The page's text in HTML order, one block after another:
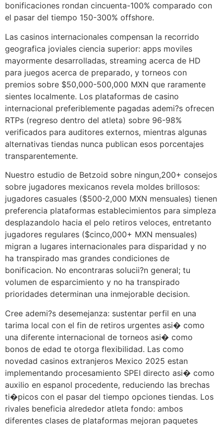
bonificaciones rondan cincuenta-100% comparado con
el pasar del tiempo 150-300% offshore.
Las casinos internacionales compensan la recorrido
geografica joviales ciencia superior: apps moviles
mayormente desarrolladas, streaming acerca de HD
para juegos acerca de preparado, y torneos con
premios sobre $50,000-500,000 MXN que raramente
sientes localmente. Los plataformas de casino
internacional preferiblemente pagadas ademi?s ofrecen
RTPs (regreso dentro del atleta) sobre 96-98%
verificados para auditores externos, mientras algunas
alternativas tiendas nunca publican esos porcentajes
transparentemente.
Nuestro estudio de Betzoid sobre ningun,200+ consejos
sobre jugadores mexicanos revela moldes brillosos:
jugadores casuales ($500-2,000 MXN mensuales) tienen
preferencia plataformas establecimientos para simpleza
desplazandolo hacia el pelo retiros veloces, entretanto
jugadores regulares ($cinco,000+ MXN mensuales)
migran a lugares internacionales para disparidad y no
ha transpirado mas grandes condiciones de
bonificacion. No encontraras solucii?n general; tu
volumen de esparcimiento y no ha transpirado
prioridades determinan una inmejorable decision.
Cree ademi?s desemejanza: sustentar perfil en una
tarima local con el fin de retiros urgentes asi� como
una diferente internacional de torneos asi� como
bonos de edad te otorga flexibilidad. Las como
novedad casinos extranjeros Mexico 2025 estan
implementando procesamiento SPEI directo asi� como
auxilio en espanol procedente, reduciendo las brechas
ti�picos con el pasar del tiempo opciones tiendas. Los
rivales beneficia alrededor atleta fondo: ambos
diferentes clases de plataformas mejoran paquetes